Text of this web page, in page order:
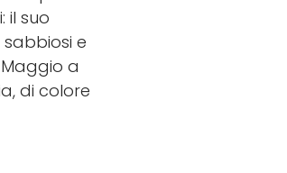
il suo
e
a
di colore